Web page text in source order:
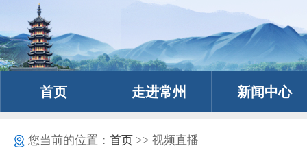
首页 走进常州 新闻中心
您当前的位置： 首页 >> 视频直播